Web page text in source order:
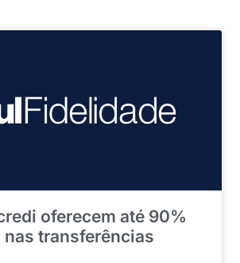
oferecem até 90%
nas transferências